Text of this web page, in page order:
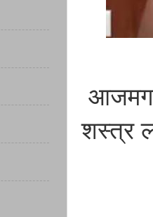
शस्त्र